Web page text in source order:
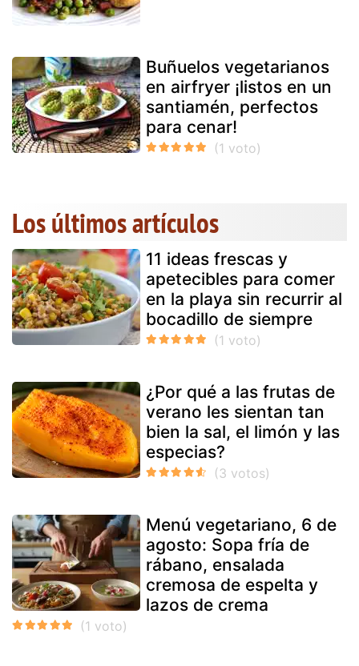
Buñuelos vegetarianos
en airfryer ¡listos en un
santiamén, perfectos
para cenar!
Los últimos artículos
11 ideas frescas y
apetecibles para comer
en la playa sin recurrir al
bocadillo de siempre
¿Por qué a las frutas de
verano les sientan tan
bien la sal, el limón y las
especias?
Menú vegetariano, 6 de
agosto: Sopa fría de
rábano, ensalada
cremosa de espelta y
lazos de crema